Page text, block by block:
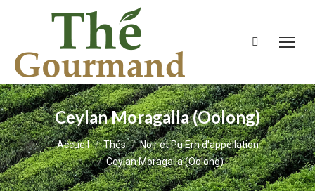
Recherche
Ceylan Moragalla (Oolong)
Vous êtes ici :
Accueil Thés
Noir et Pu Erh d'appellation
Ceylan Moragalla (Oolong)